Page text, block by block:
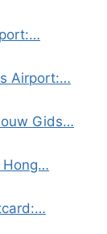
Airport:…
Gids…
Hong…